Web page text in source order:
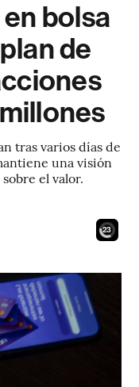
bolsa
de
tras varios días de
una visión
el valor.
21